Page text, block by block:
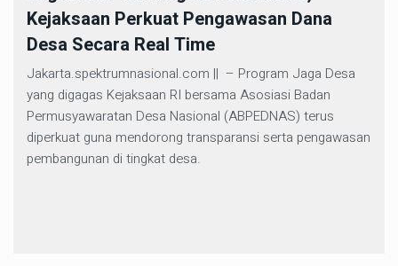
Kejaksaan Perkuat Pengawasan Dana
Desa Secara Real Time
Jakarta.spektrumnasional.com || – Program Jaga Desa
yang digagas Kejaksaan RI bersama Asosiasi Badan
Permusyawaratan Desa Nasional (ABPEDNAS) terus
diperkuat guna mendorong transparansi serta pengawasan
pembangunan di tingkat desa.